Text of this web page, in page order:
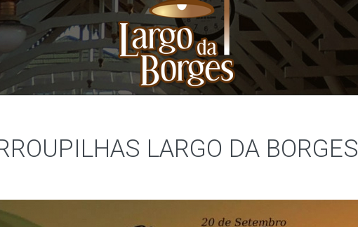
LARGO DA BORGES